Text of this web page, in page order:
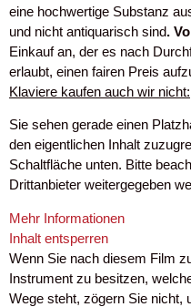
eine hochwertige Substanz
und nicht antiquarisch sind.
Einkauf an, der es nach
erlaubt, einen fairen Preis
Klaviere kaufen auch wir nicht:
Sie sehen gerade einen
den eigentlichen Inhalt
Schaltfläche unten. Bitte
Drittanbieter weitergegeben
Mehr Informationen
Inhalt entsperren
Wenn Sie nach diesem Film
Instrument zu besitzen,
Wege steht, zögern Sie nicht,